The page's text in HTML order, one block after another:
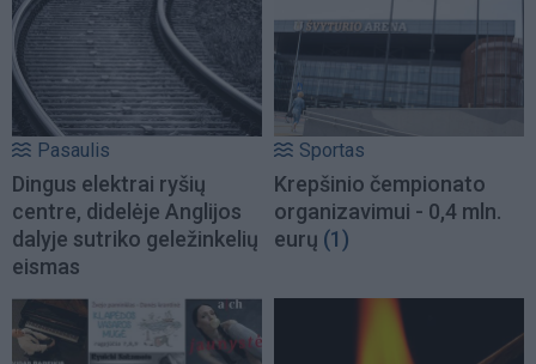
Pasaulis
Dingus elektrai ryšių
centre, didelėje Anglijos
dalyje sutriko geležinkelių
eismas
Sportas
Krepšinio čempionato
organizavimui - 0,4 mln.
eurų (1)